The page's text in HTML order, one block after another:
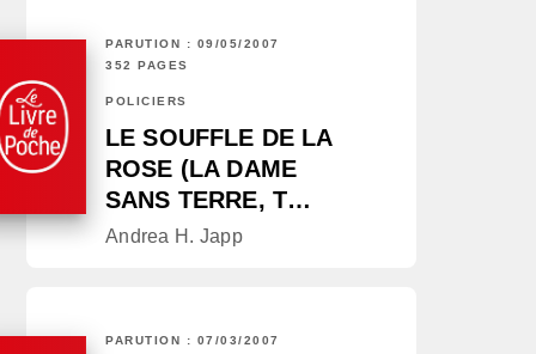
PARUTION : 09/05/2007
352 PAGES
POLICIERS
LE SOUFFLE DE LA
ROSE (LA DAME
SANS TERRE, T…
Andrea H. Japp
PARUTION : 07/03/2007